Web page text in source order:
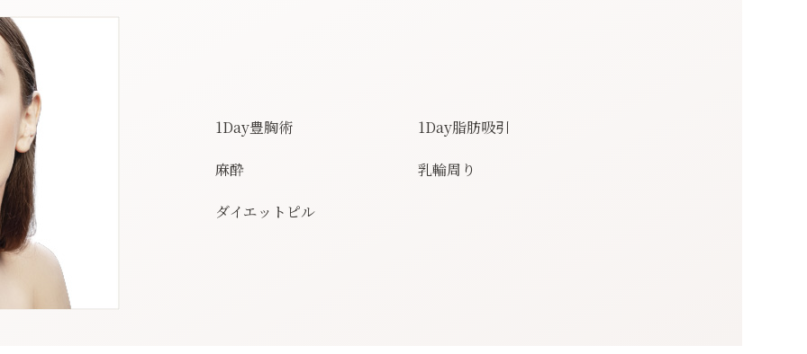
1Day豊胸術 1Day脂肪吸引
麻酔 乳輪周り
ダイエットピル